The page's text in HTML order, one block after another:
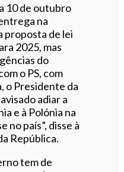
10 de outubro
na
proposta de lei
2025, mas
do
o PS, com
o Presidente da
adiar a
e à Polónia na
no país”, disse à
República.
tem de